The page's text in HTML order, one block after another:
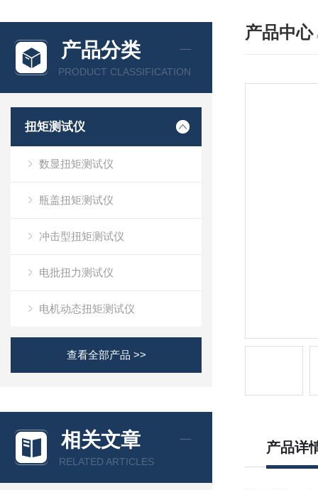
产品分类
PRODUCT CLASSIFICATION
扭矩测试仪
数显扭矩测试仪
瓶盖扭矩测试仪
冲击型扭矩测试仪
电批扭力测试仪
电机动态扭矩测试仪
查看全部产品 >>
相关文章
RELATED ARTICLES
产品中心
产品详